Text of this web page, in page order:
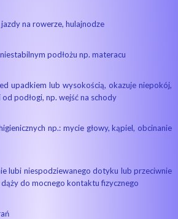
na rowerze, hulajnodze
podłożu np. materacu
upadkiem lub wysokością, okazuje niepokój,
podłogi, np. wejść na schody
np.: mycie głowy, kąpiel, obcinanie
lubi niespodziewanego dotyku lub przeciwnie
do mocnego kontaktu fizycznego